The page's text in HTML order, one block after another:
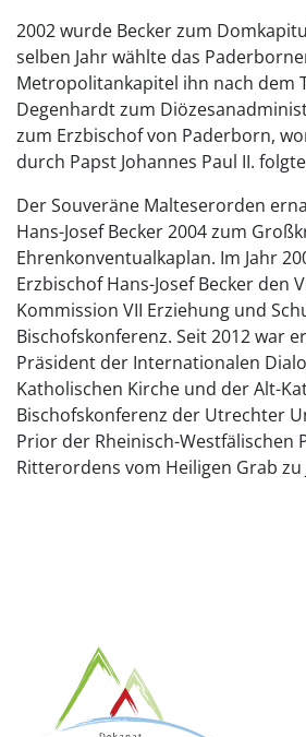
2002 wurde Becker zum
selben Jahr wählte das
Metropolitankapitel ihn nach dem
Degenhardt zum
zum Erzbischof von Paderborn,
durch Papst Johannes Paul II.
Der Souveräne Malteserorden
Hans-Josef Becker 2004 zum
Ehrenkonventualkaplan. Im Jahr
Erzbischof Hans-Josef Becker den
Kommission VII Erziehung und
Bischofskonferenz. Seit 2012 war
Präsident der Internationalen
Katholischen Kirche und der Alt-
Bischofskonferenz der Utrechter
Prior der Rheinisch-Westfälischen
Ritterordens vom Heiligen Grab zu